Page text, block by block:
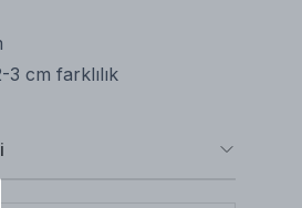
cm farklılık